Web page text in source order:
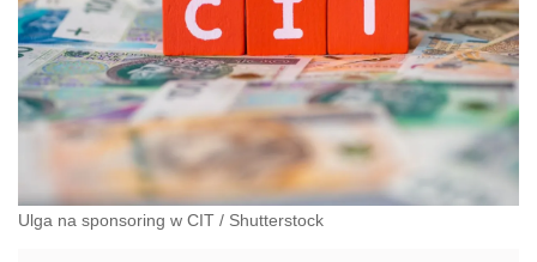
Ulga na sponsoring w CIT / Shutterstock